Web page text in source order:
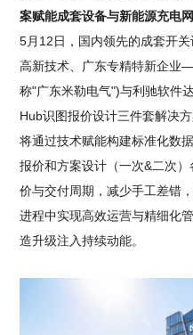
案赋能成套设备与新能源充电
5月12日，国内领先的成套开
高新技术、广东专精特新企
称"广东米勒电气")与利驰软件
Hub识图报价设计三件套解决
将通过技术赋能构建标准化数
报价和方案设计（一次&二次
价与交付周期，减少手工差错
进程中实现高效运营与精细化
造升级注入持续动能。